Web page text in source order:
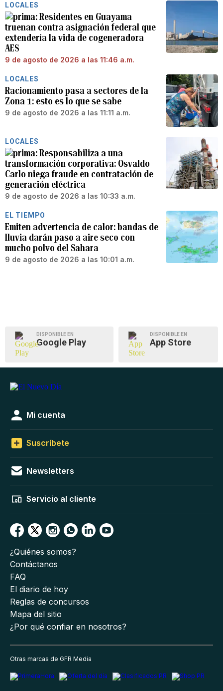
LOCALES
Residentes en Guayama
truenan contra asignación federal que
extendería la vida de cogeneradora
AES
9 de agosto de 2026 a las 11:46 a.m.
LOCALES
Racionamiento pasa a sectores de la
Zona 1: esto es lo que se sabe
9 de agosto de 2026 a las 11:11 a.m.
LOCALES
Responsabiliza a una
transformación corporativa: Osvaldo
Carlo niega fraude en contratación de
generación eléctrica
9 de agosto de 2026 a las 10:33 a.m.
EL TIEMPO
Emiten advertencia de calor: bandas de
lluvia darán paso a aire seco con
mucho polvo del Sahara
9 de agosto de 2026 a las 10:01 a.m.
DISPONIBLE EN
Google Play
DISPONIBLE EN
App Store
Mi cuenta
Suscríbete
Newsletters
Servicio al cliente
¿Quiénes somos?
Contáctanos
FAQ
El diario de hoy
Reglas de concursos
Mapa del sitio
¿Por qué confiar en nosotros?
Otras marcas de GFR Media